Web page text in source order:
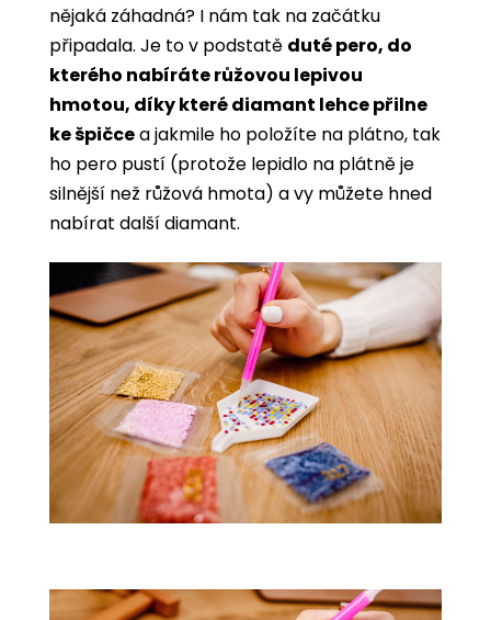
nějaká záhadná? I nám tak na začátku
připadala. Je to v podstatě duté pero, do
kterého nabíráte růžovou lepivou
hmotou, díky které diamant lehce přilne
ke špičcea jakmile ho položíte na plátno, tak
ho pero pustí (protože lepidlo na plátně je
silnější než růžová hmota) a vy můžete hned
nabírat další diamant.